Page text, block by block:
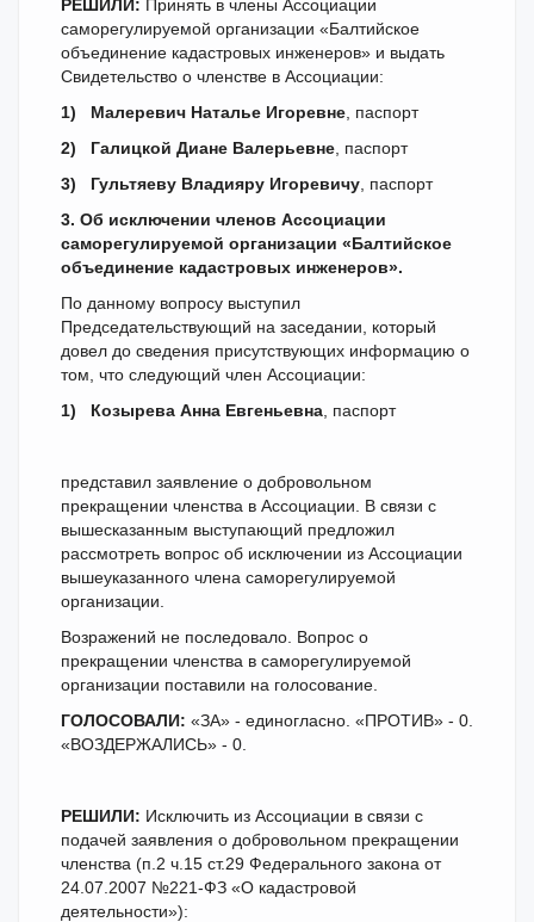
РЕШИЛИ: Принять в члены Ассоциации
саморегулируемой организации «Балтийское
объединение кадастровых инженеров» и выдать
Свидетельство о членстве в Ассоциации:
1) Малеревич Наталье Игоревне , паспорт
2) Галицкой Диане Валерьевне , паспорт
3) Гультяеву Владияру Игоревичу , паспорт
3. Об исключении членов Ассоциации
саморегулируемой организации «Балтийское
объединение кадастровых инженеров».
По данному вопросу выступил
Председательствующий на заседании, который
довел до сведения присутствующих информацию о
том, что следующий член Ассоциации:
1) Козырева Анна Евгеньевна , паспорт
представил заявление о добровольном
прекращении членства в Ассоциации. В связи с
вышесказанным выступающий предложил
рассмотреть вопрос об исключении из Ассоциации
вышеуказанного члена саморегулируемой
организации.
Возражений не последовало. Вопрос о
прекращении членства в саморегулируемой
организации поставили на голосование.
ГОЛОСОВАЛИ: «ЗА» - единогласно. «ПРОТИВ» - 0.
«ВОЗДЕРЖАЛИСЬ» - 0.
РЕШИЛИ: Исключить из Ассоциации в связи с
подачей заявления о добровольном прекращении
членства (п.2 ч.15 ст.29 Федерального закона от
24.07.2007 №221-ФЗ «О кадастровой
деятельности»):